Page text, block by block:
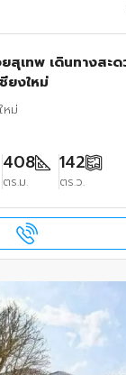
สุเทพ เดินทางสะ
ยงใหม่
หม่
408
ตร.ม.
142
ตร.ว.